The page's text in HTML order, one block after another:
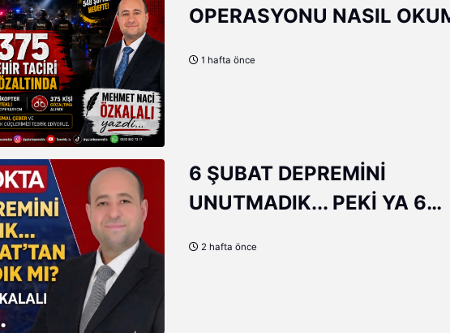
OPERASYONU NASIL
1 hafta önce
6 ŞUBAT DEPREMİNİ
UNUTMADIK... PEKİ YA 6
2 hafta önce